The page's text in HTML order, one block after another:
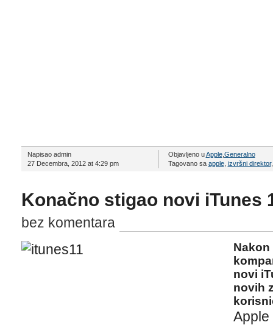
Napisao admin
27 Decembra, 2012 at 4:29 pm
Objavljeno uApple, Generalno
Tagovano sa apple, izvršni direktor
Konačno stigao novi iTunes
bez komentara
Nakon
novi
novih